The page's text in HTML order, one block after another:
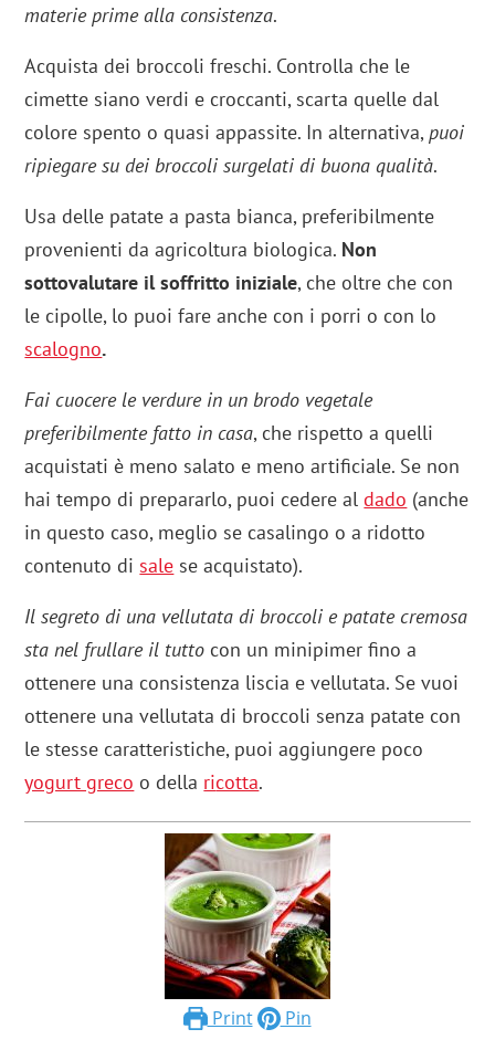
materie prime alla consistenza.
Acquista dei broccoli freschi. Controlla che le
cimette siano verdi e croccanti, scarta quelle dal
colore spento o quasi appassite. In alternativa,puoi
ripiegare su dei broccoli surgelati di buona qualità.
Usa delle patate a pasta bianca, preferibilmente
provenienti da agricoltura biologica. Non
sottovalutare il soffritto iniziale, che oltre che con
le cipolle, lo puoi fare anche con i porri o con lo
scalogno.
Fai cuocere le verdure in un brodo vegetale
preferibilmente fatto in casa, che rispetto a quelli
acquistati è meno salato e meno artificiale. Se non
hai tempo di prepararlo, puoi cedere aldado (anche
in questo caso, meglio se casalingo o a ridotto
contenuto di sale se acquistato).
Il segreto di una vellutata di broccoli e patate cremosa
sta nel frullare il tutto con un minipimer fino a
ottenere una consistenza liscia e vellutata. Se vuoi
ottenere una vellutata di broccoli senza patate con
le stesse caratteristiche, puoi aggiungere poco
yogurt greco o della ricotta.
Print Pin